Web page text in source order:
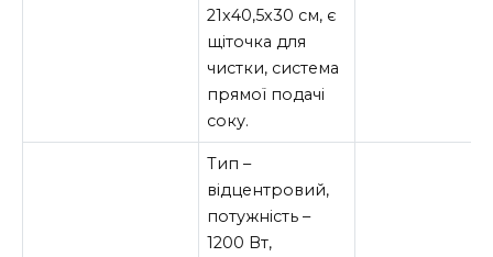
21х40,5х30 см, є
щіточка для
чистки, система
прямої подачі
соку.
Тип –
відцентровий,
потужність –
1200 Вт,